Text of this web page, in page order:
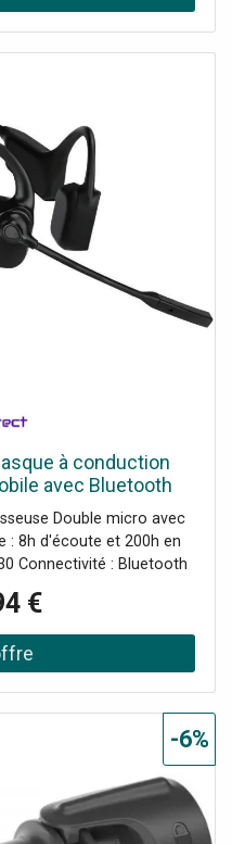
à conduction
avec Bluetooth
USB-A.
Double micro avec
: 8h d'écoute et 200h en
Connectivité : Bluetooth
projections d'eau
€
-6%